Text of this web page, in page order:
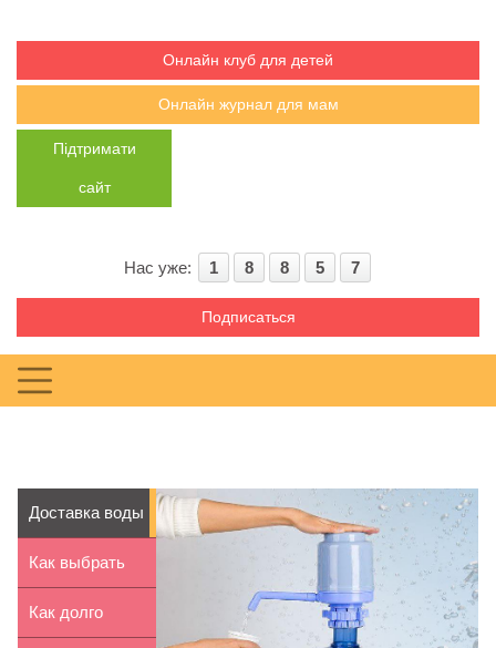
Онлайн клуб для детей
Онлайн журнал для мам
Підтримати
сайт
Нас уже: 1 8 8 5 7
Подписаться
Доставка воды
на дом: плюсы
и м...
Как выбрать
встраиваемую
Как долго